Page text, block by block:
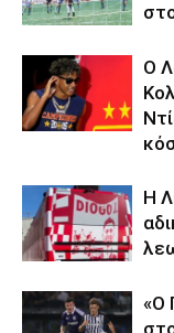
Ο
Η
«Ο